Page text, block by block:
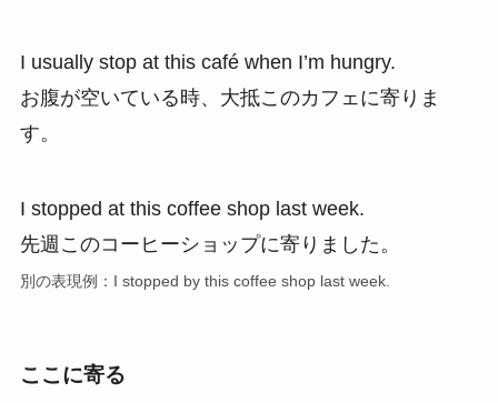
I usually stop at this café when I’m hungry.
お腹が空いている時、大抵このカフェに寄りま
す。
I stopped at this coffee shop last week.
先週このコーヒーショップに寄りました。
別の表現例：I stopped by this coffee shop last week.
ここに寄る